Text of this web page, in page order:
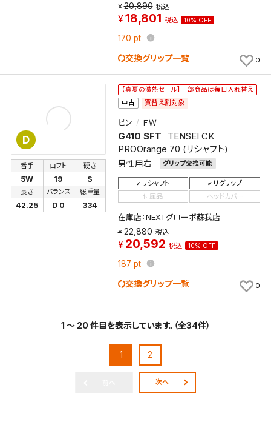
20,890 税込
18,801 税込 10% OFF
170 pt
交換グリップ一覧 0
D
【真夏の激熱セール】一部商品は毎日入れ替え
中古
買替え割対象
ピン ＦＷ
G410 SFT
TENSEI CK
PROOrange 70 (リシャフト)
男性用右 グリップ交換可能
番手
5W
ロフト
19
硬さ
S
長さ
42.25
バランス
D 0
総重量
334
リシャフト
リグリップ
付属品
ヘッドカバー
在庫店：NEXTグローボ蘇我店
22,880 税込
20,592 税込 10% OFF
187 pt
交換グリップ一覧 0
1 ～ 20 件目を表示しています。（全34件）
1 2
次へ